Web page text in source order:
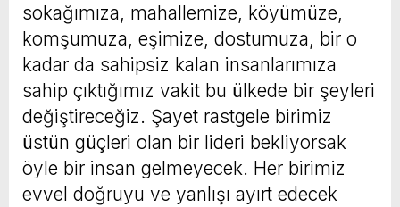
sokağımıza, mahallemize, köyümüze,
komşumuza, eşimize, dostumuza, bir o
kadar da sahipsiz kalan insanlarımıza
sahip çıktığımız vakit bu ülkede bir şeyleri
değiştireceğiz. Şayet rastgele birimiz
üstün güçleri olan bir lideri bekliyorsak
öyle bir insan gelmeyecek. Her birimiz
evvel doğruyu ve yanlışı ayırt edecek